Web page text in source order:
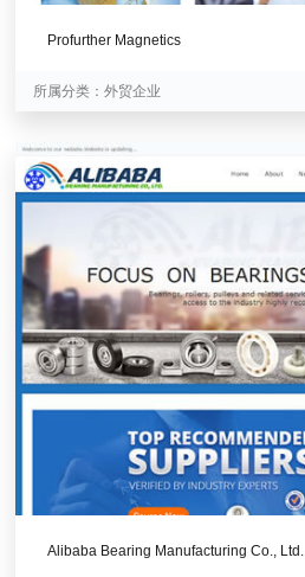
Profurther Magnetics
所属分类：外贸企业
Alibaba Bearing Manufacturing Co., Ltd.